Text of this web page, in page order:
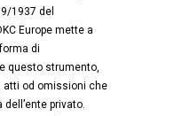
1937 del
Europe mette a
di
questo strumento,
atti od omissioni che
dell’ente privato.